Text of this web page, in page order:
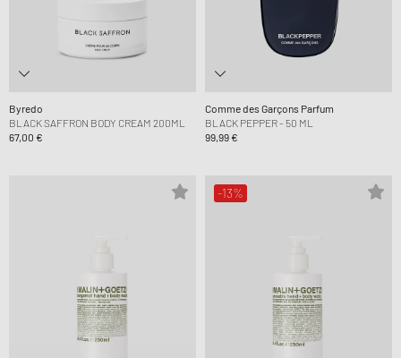
Byredo
BLACK SAFFRON BODY CREAM 200ML
67,00 €
Comme des Garçons Parfum
BLACK PEPPER - 50 ML
99,99 €
-13%